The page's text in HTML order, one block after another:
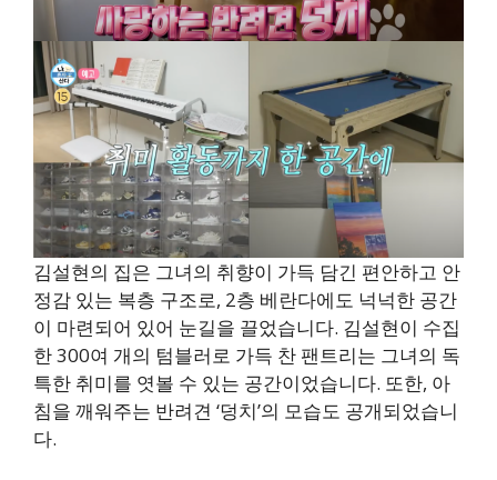
김설현의 집은 그녀의 취향이 가득 담긴 편안하고 안
정감 있는 복층 구조로, 2층 베란다에도 넉넉한 공간
이 마련되어 있어 눈길을 끌었습니다. 김설현이 수집
한 300여 개의 텀블러로 가득 찬 팬트리는 그녀의 독
특한 취미를 엿볼 수 있는 공간이었습니다. 또한, 아
침을 깨워주는 반려견 ‘덩치’의 모습도 공개되었습니
다.